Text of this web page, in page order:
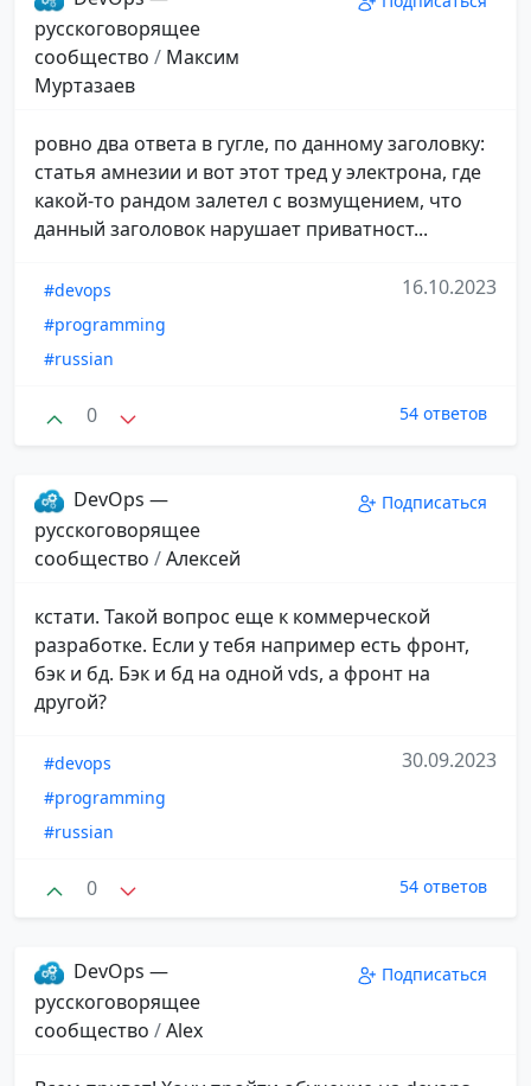
русскоговорящее
сообщество / Максим
Муртазаев
ровно два ответа в гугле, по данному заголовку:
статья амнезии и вот этот тред у электрона, где
какой-то рандом залетел с возмущением, что
данный заголовок нарушает приватност...
#devops
#programming
#russian
16.10.2023
0 54 ответов
DevOps —
русскоговорящее
сообщество /Алексей
Подписаться
кстати. Такой вопрос еще к коммерческой
разработке. Если у тебя например есть фронт,
бэк и бд. Бэк и бд на одной vds, а фронт на
другой?
#devops
#programming
#russian
30.09.2023
0 54 ответов
DevOps —
русскоговорящее
сообщество /Alex
Подписаться